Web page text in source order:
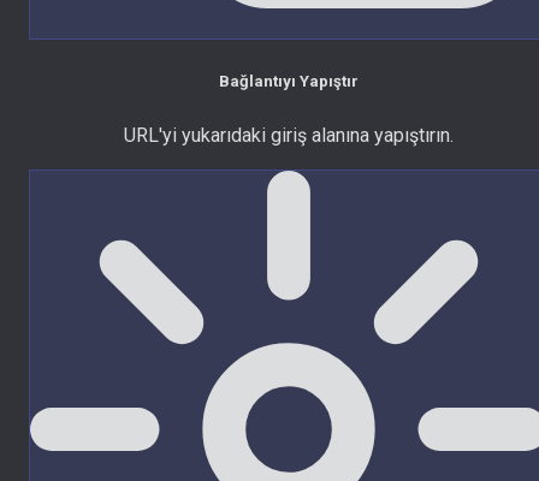
Bağlantıyı Yapıştır
URL'yi yukarıdaki giriş alanına yapıştırın.